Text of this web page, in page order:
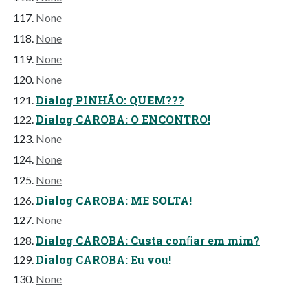
None
None
None
None
Dialog PINHÃO: QUEM???
Dialog CAROBA: O ENCONTRO!
None
None
None
Dialog CAROBA: ME SOLTA!
None
Dialog CAROBA: Custa conﬁar em mim?
Dialog CAROBA: Eu vou!
None